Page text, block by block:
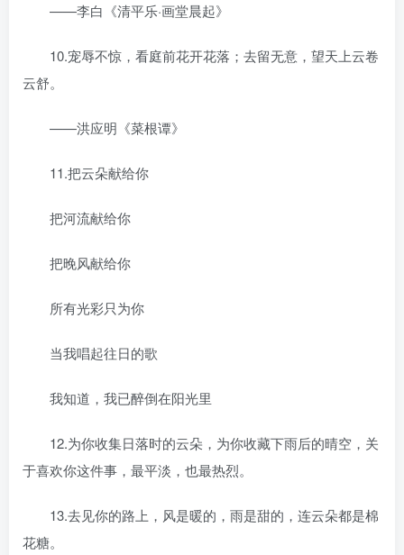
——李白《清平乐·画堂晨起》
10.宠辱不惊，看庭前花开花落；去留无意，望天上云卷
云舒。
——洪应明《菜根谭》
11.把云朵献给你
把河流献给你
把晚风献给你
所有光彩只为你
当我唱起往日的歌
我知道，我已醉倒在阳光里
12.为你收集日落时的云朵，为你收藏下雨后的晴空，关
于喜欢你这件事，最平淡，也最热烈。
13.去见你的路上，风是暖的，雨是甜的，连云朵都是棉
花糖。